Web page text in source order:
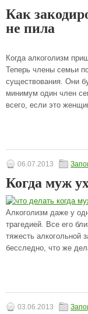
Как
не пила
Когда алкоголизм
Теперь члены семьи
существования. Они
минимум один член
всего, если это
06.07.2013
Когда муж
Алкоголизм даже у
трагедией. Все его
тяжесть алкогольной
бесследно, что же
03.06.2013